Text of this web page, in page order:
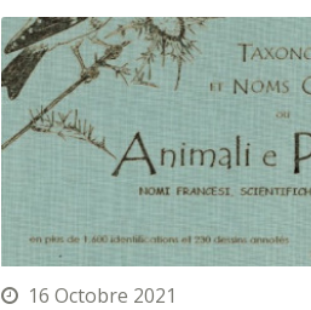
16 Octobre 2021